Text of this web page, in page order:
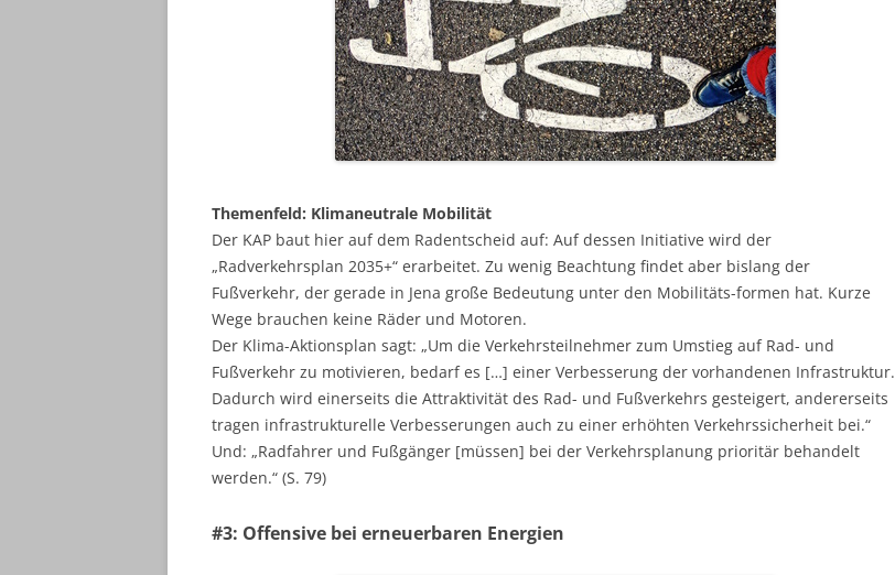
Themenfeld: Klimaneutrale Mobilität
Der KAP baut hier auf dem Radentscheid auf: Auf dessen Initiative wird der
„Radverkehrsplan 2035+“ erarbeitet. Zu wenig Beachtung findet aber bislang der
Fußverkehr, der gerade in Jena große Bedeutung unter den Mobilitäts-formen hat. Kurze
Wege brauchen keine Räder und Motoren.
Der Klima-Aktionsplan sagt: „Um die Verkehrsteilnehmer zum Umstieg auf Rad- und
Fußverkehr zu motivieren, bedarf es […] einer Verbesserung der vorhandenen Infrastruktur.
Dadurch wird einerseits die Attraktivität des Rad- und Fußverkehrs gesteigert, andererseits
tragen infrastrukturelle Verbesserungen auch zu einer erhöhten Verkehrssicherheit bei.“
Und: „Radfahrer und Fußgänger [müssen] bei der Verkehrsplanung prioritär behandelt
werden.“ (S. 79)
#3: Offensive bei erneuerbaren Energien